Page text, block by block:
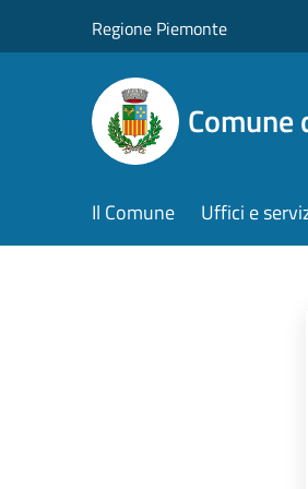
Regione Piemonte
Comune
Il Comune Uffici e